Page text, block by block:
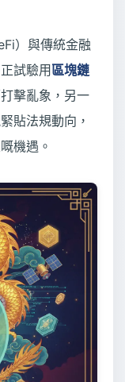
）與傳統金融
試驗用 區塊鏈
擊亂象，另一
貼法規動向，
機遇。